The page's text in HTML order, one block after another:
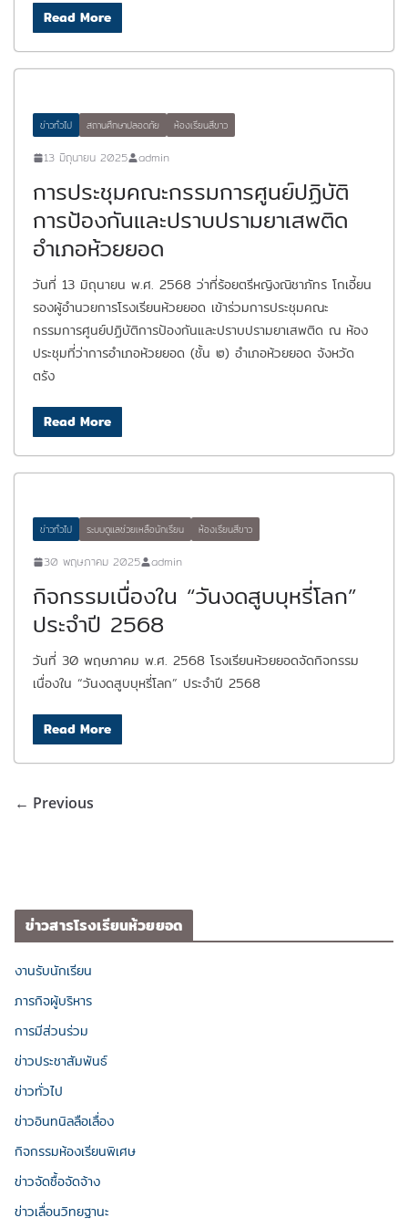
Read More
ข่าวทั่วไป สถานศึกษาปลอดภัย ห้องเรียนสีขาว
13 มิถุนายน 2025 admin
การประชุมคณะกรรมการศูนย์ปฏิบัติ
การป้องกันและปราบปรามยาเสพติด
อำเภอห้วยยอด
วันที่ 13 มิถุนายน พ.ศ. 2568 ว่าที่ร้อยตรีหญิงณิชาภัทร โกเอี้ยน
รองผู้อำนวยการโรงเรียนห้วยยอด เข้าร่วมการประชุมคณะ
กรรมการศูนย์ปฏิบัติการป้องกันและปราบปรามยาเสพติด ณ ห้อง
ประชุมที่ว่าการอำเภอห้วยยอด (ชั้น ๒) อำเภอห้วยยอด จังหวัด
ตรัง
Read More
ข่าวทั่วไป ระบบดูแลช่วยเหลือนักเรียน ห้องเรียนสีขาว
30 พฤษภาคม 2025 admin
กิจกรรมเนื่องใน “วันงดสูบบุหรี่โลก”
ประจำปี 2568
วันที่ 30 พฤษภาคม พ.ศ. 2568 โรงเรียนห้วยยอดจัดกิจกรรม
เนื่องใน “วันงดสูบบุหรี่โลก” ประจำปี 2568
Read More
← Previous
ข่าวสารโรงเรียนห้วยยอด
งานรับนักเรียน
ภารกิจผู้บริหาร
การมีส่วนร่วม
ข่าวประชาสัมพันธ์
ข่าวทั่วไป
ข่าวอินทนิลลือเลื่อง
กิจกรรมห้องเรียนพิเศษ
ข่าวจัดซื้อจัดจ้าง
ข่าวเลื่อนวิทยฐานะ